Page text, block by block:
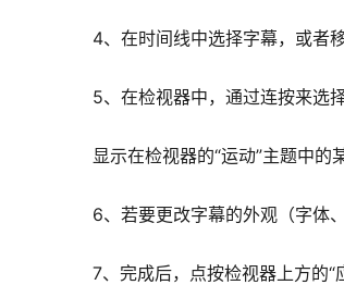
4、在时间线中选择字幕，或者
5、在检视器中，通过连按来选
显示在检视器的“运动”主题中
6、若要更改字幕的外观（字体
7、完成后，点按检视器上方的“